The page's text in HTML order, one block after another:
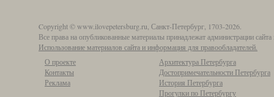
Copyright © www.ilovepetersburg.ru, Санкт-Петербург, 1703-2026.
Все права на опубликованные материалы принадлежат администрации
Использование материалов сайта и информация для правообладателей.
О проекте
Контакты
Реклама
Архитектура Петербурга
Достопримечательности Петербурга
История Петербурга
Прогулки по Петербургу